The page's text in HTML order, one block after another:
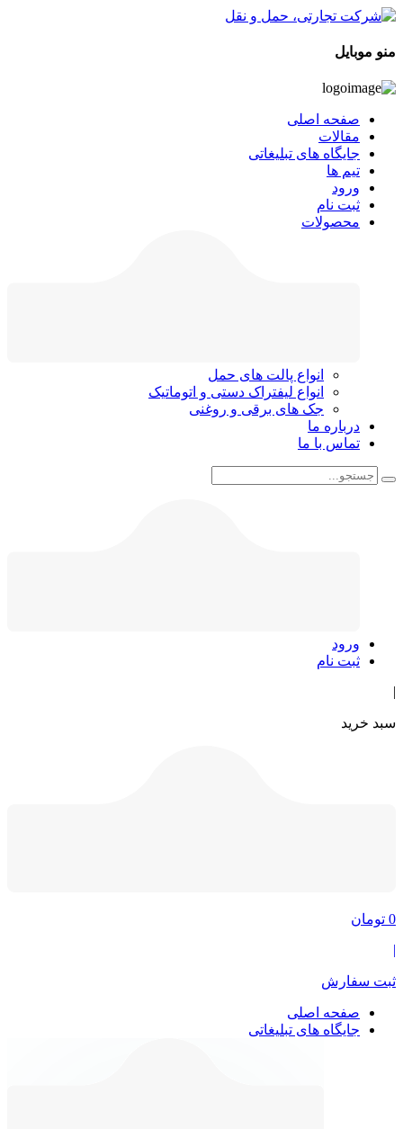
منو موبایل
صفحه اصلی
مقالات
جایگاه های تبلیغاتی
تیم ها
ورود
ثبت نام
محصولات
انواع پالت های حمل
انواع لیفتراک دستی و اتوماتیک
جک های برقی و روغنی
درباره ما
تماس با ما
ورود
ثبت نام
سبد خرید
0 تومان
|
ثبت سفارش
صفحه اصلی
جایگاه های تبلیغاتی